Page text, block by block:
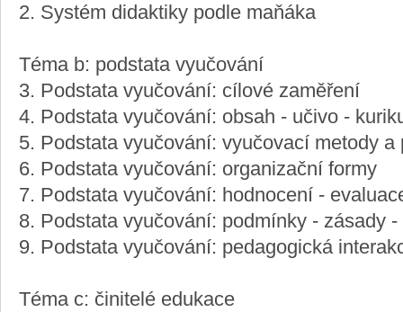
2. Systém didaktiky podle maňáka
Téma b: podstata vyučování
3. Podstata vyučování: cílové zaměření
4. Podstata vyučování: obsah - učivo -
5. Podstata vyučování: vyučovací metody a
6. Podstata vyučování: organizační formy
7. Podstata vyučování: hodnocení -
8. Podstata vyučování: podmínky - zásady
9. Podstata vyučování: pedagogická
Téma c: činitelé edukace